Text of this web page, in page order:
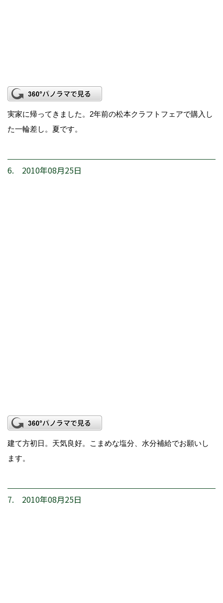
実家に帰ってきました。2年前の松本クラフトフェアで購入し
た一輪差し。夏です。
6. 2010年08月25日
建て方初日。天気良好。こまめな塩分、水分補給でお願いし
ます。
7. 2010年08月25日